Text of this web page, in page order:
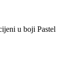
u boji Pastel